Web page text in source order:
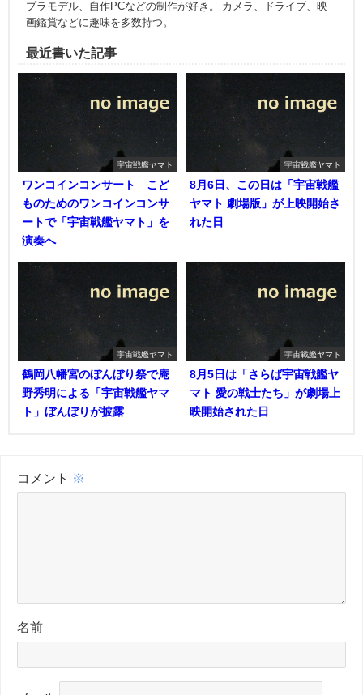
プラモデル、自作PCなどの制作が好き。 カメラ、ドライブ、映
画鑑賞などに趣味を多数持つ。
最近書いた記事
宇宙戦艦ヤマト
ワンコインコンサート こど
ものためのワンコインコンサ
ートで「宇宙戦艦ヤマト」を
演奏へ
宇宙戦艦ヤマト
8月6日、この日は「宇宙戦艦
ヤマト 劇場版」が上映開始さ
れた日
宇宙戦艦ヤマト
鶴岡八幡宮のぼんぼり祭で庵
野秀明による「宇宙戦艦ヤマ
ト」ぼんぼりが披露
宇宙戦艦ヤマト
8月5日は「さらば宇宙戦艦ヤ
マト 愛の戦士たち」が劇場上
映開始された日
コメント ※
名前